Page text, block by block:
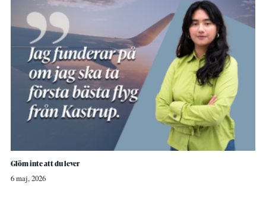
Glöm inte att du lever
6 maj, 2026